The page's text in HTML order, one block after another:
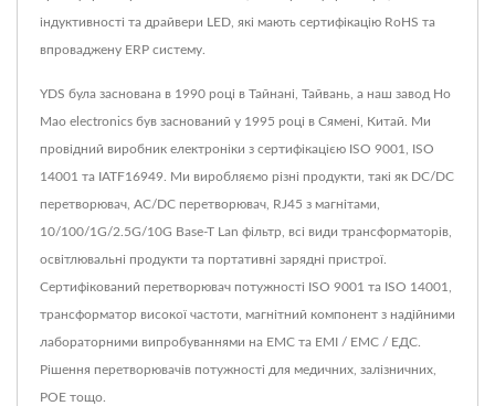
індуктивності та драйвери LED, які мають сертифікацію RoHS та
впроваджену ERP систему.
YDS була заснована в 1990 році в Тайнані, Тайвань, а наш завод Ho
Mao electronics був заснований у 1995 році в Сямені, Китай. Ми
провідний виробник електроніки з сертифікацією ISO 9001, ISO
14001 та IATF16949. Ми виробляємо різні продукти, такі як DC/DC
перетворювач, AC/DC перетворювач, RJ45 з магнітами,
10/100/1G/2.5G/10G Base-T Lan фільтр, всі види трансформаторів,
освітлювальні продукти та портативні зарядні пристрої.
Сертифікований перетворювач потужності ISO 9001 та ISO 14001,
трансформатор високої частоти, магнітний компонент з надійними
лабораторними випробуваннями на ЕМС та ЕМІ / ЕМС / ЕДС.
Рішення перетворювачів потужності для медичних, залізничних,
POE тощо.